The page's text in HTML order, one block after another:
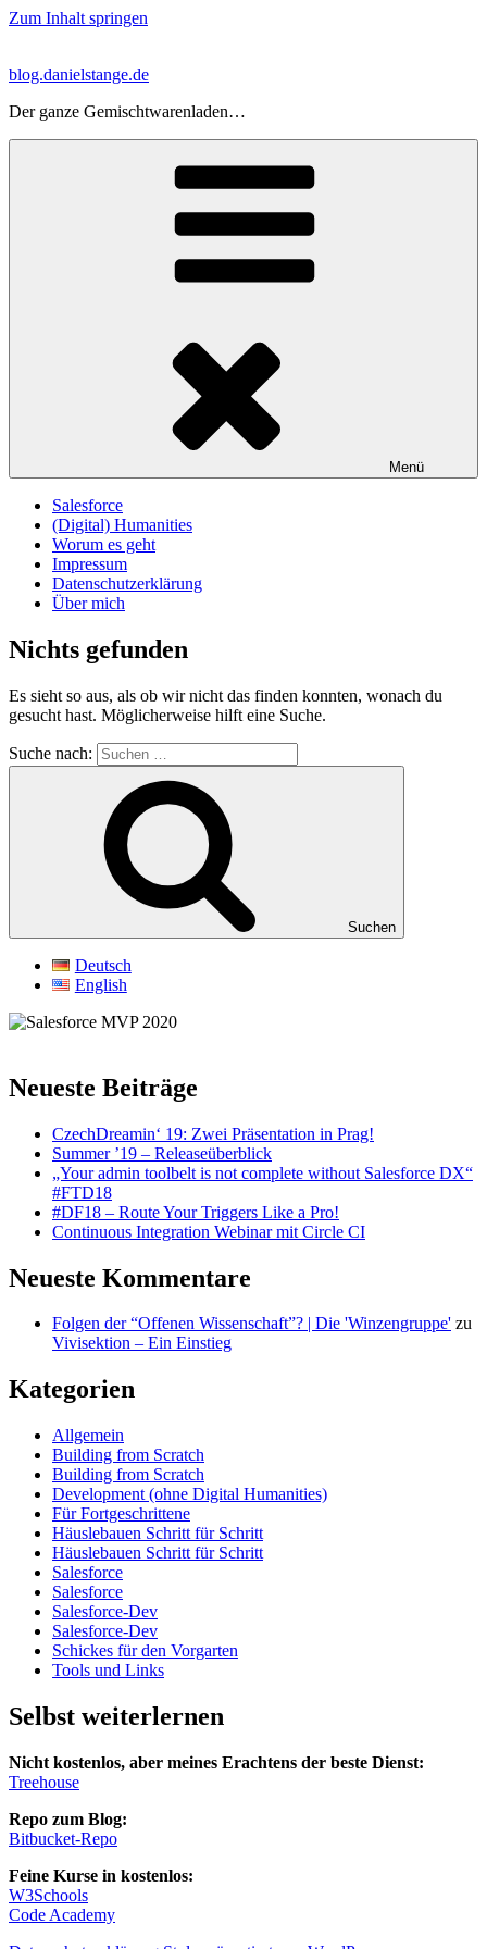
Zum Inhalt springen
blog.danielstange.de
Der ganze Gemischtwarenladen…
Menü
Salesforce
(Digital) Humanities
Worum es geht
Impressum
Datenschutzerklärung
Über mich
Nichts gefunden
Es sieht so aus, als ob wir nicht das finden konnten, wonach du
gesucht hast. Möglicherweise hilft eine Suche.
Suche nach:
Suchen
Deutsch
English
Neueste Beiträge
CzechDreamin‘ 19: Zwei Präsentation in Prag!
Summer ’19 – Releaseüberblick
„Your admin toolbelt is not complete without Salesforce DX“
#FTD18
#DF18 – Route Your Triggers Like a Pro!
Continuous Integration Webinar mit Circle CI
Neueste Kommentare
Folgen der “Offenen Wissenschaft”? | Die 'Winzengruppe' zu
Vivisektion – Ein Einstieg
Kategorien
Allgemein
Building from Scratch
Building from Scratch
Development (ohne Digital Humanities)
Für Fortgeschrittene
Häuslebauen Schritt für Schritt
Häuslebauen Schritt für Schritt
Salesforce
Salesforce
Salesforce-Dev
Salesforce-Dev
Schickes für den Vorgarten
Tools und Links
Selbst weiterlernen
Nicht kostenlos, aber meines Erachtens der beste Dienst:
Treehouse
Repo zum Blog:
Bitbucket-Repo
Feine Kurse in kostenlos:
W3Schools
Code Academy